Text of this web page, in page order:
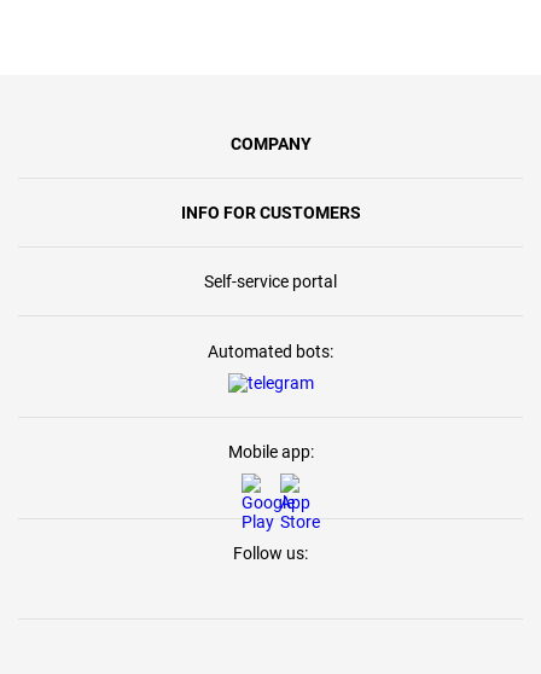
COMPANY
INFO FOR CUSTOMERS
Self-service portal
Automated bots:
Mobile app:
Follow us: